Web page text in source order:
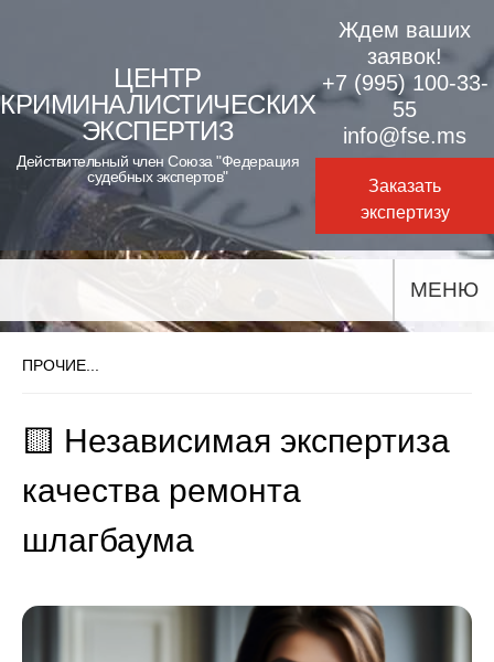
content
ЦЕНТР
КРИМИНАЛИСТИЧЕСКИХ
ЭКСПЕРТИЗ
Действительный член Союза "Федерация
судебных экспертов"
Ждем ваших
заявок!
+7 (995) 100-33-
55
info@fse.ms
Заказать
экспертизу
МЕНЮ
ПРОЧИЕ...
🟨 Независимая экспертиза
качества ремонта
шлагбаума